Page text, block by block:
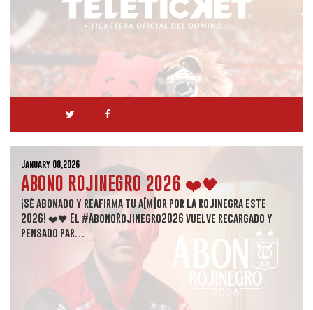
January 08,2026
ABONO ROJINEGRO 2026 ❤️🖤
¡Sé abonado y reafirma tu a[M]or por la Rojinegra este
2026! ❤️🖤 El #AbonoRojinegro2026 vuelve recargado y
pensado par…